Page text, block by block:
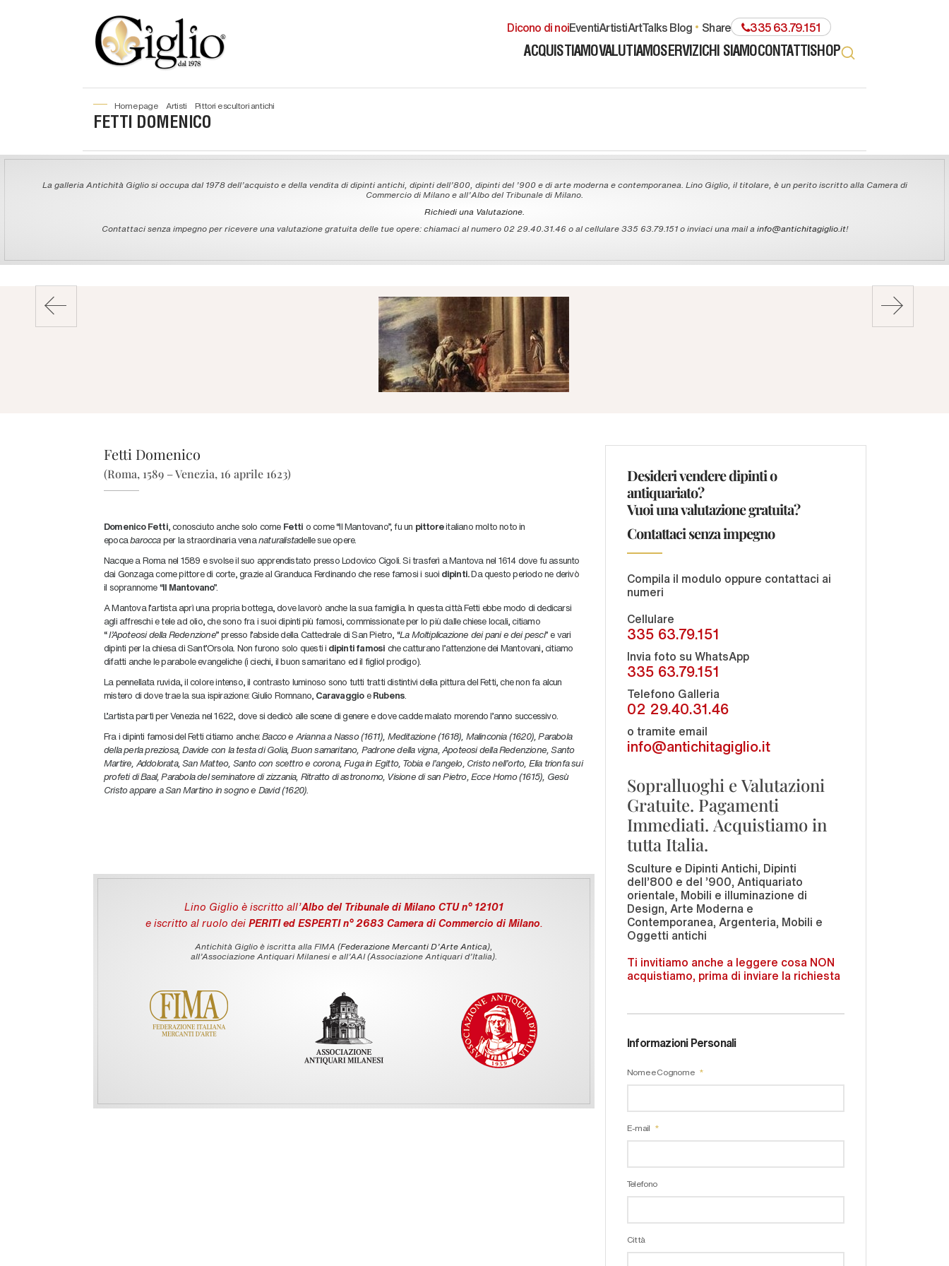
Dicono di noiEventiArtistiArtTalks Blog share 335 63.79.151
ACQUISTIAMOVALUTIAMOSERVIZICHI SIAMOCONTATTISHOP
home page artisti pittori e scultori antichi
FETTI DOMENICO
La galleria Antichità Giglio si occupa dal 1978 dell'acquisto e della vendita di dipinti antichi, dipinti dell'800, dipinti del '900 e di arte moderna e contemporanea. Lino Giglio, il titolare, è un perito iscritto alla Camera di
Commercio di Milano e all'Albo del Tribunale di Milano.
Richiedi una Valutazione.
Contattaci senza impegno per ricevere una valutazione gratuita delle tue opere: chiamaci al numero 02 29.40.31.46 o al cellulare 335 63.79.151 o inviaci una mail a info@antichitagiglio.it!
Fetti Domenico
(Roma, 1589 – Venezia, 16 aprile 1623)
Domenico Fetti, conosciuto anche solo come Fetti o come “Il Mantovano”, fu un pittoreitaliano molto noto in
epocabaroccaper la straordinaria venanaturalistadelle sue opere.
Nacque a Roma nel 1589 e svolse il suo apprendistato presso Lodovico Cigoli. Si trasferì a Mantova nel 1614 dove fu assunto
dai Gonzaga come pittore di corte, grazie al Granduca Ferdinando che rese famosi i suoi dipinti.Da questo periodo ne derivò
il soprannome “Il Mantovano”.
A Mantova l’artista aprì una propria bottega, dove lavorò anche la sua famiglia. In questa città Fetti ebbe modo di dedicarsi
agli affreschi e tele ad olio, che sono fra i suoi dipintipiù famosi, commissionate per lo più dalle chiese locali, citiamo
“l’Apoteosi della Redenzione” presso l’abside della Cattedrale di San Pietro, “La Moltiplicazione dei pani e dei pesci” e vari
dipinti per la chiesa di Sant’Orsola. Non furono solo questi i dipinti famosi che catturano l’attenzione dei Mantovani, citiamo
difatti anche le parabole evangeliche (i ciechi, il buon samaritano ed il figliol prodigo).
La pennellata ruvida, il colore intenso, il contrasto luminoso sono tutti tratti distintivi della pittura del Fetti, che non fa alcun
mistero di dove trae la sua ispirazione: Giulio Romnano, CaravaggioeRubens
L’artista partì per Venezia nel 1622, dove si dedicò alle scene di genere e dove cadde malato morendo l’anno successivo.
Fra i dipinti famosidel Fetti citiamo anche:Bacco e Arianna a Nasso (1611), Meditazione (1618), Malinconia (1620), Parabola
della perla preziosa, Davide con la testa di Golia, Buon samaritano, Padrone della vigna, Apoteosi della Redenzione, Santo
Martire, Addolorata, San Matteo, Santo con scettro e corona, Fuga in Egitto, Tobia e l’angelo, Cristo nell’orto, Elia trionfa sui
profeti di Baal, Parabola del seminatore di zizzania, Ritratto di astronomo, Visione di san Pietro, Ecce Homo (1615), Gesù
Cristo appare a San Martino in sogno e David (1620).
Lino Giglio è iscritto all'Albo del Tribunale di Milano CTU n° 12101
e iscritto al ruolo dei PERITI ed ESPERTI n° 2683 Camera di Commercio di Milano.
Antichità Giglio è iscritta alla FIMA (Federazione Mercanti D'Arte Antica),
all’Associazione Antiquari Milanesi e all’AAI (Associazione Antiquari d’Italia).
Desideri vendere dipinti o
antiquariato?
Vuoi una valutazione gratuita?
Contattaci senza impegno
Compila il modulo oppure contattaci ai
numeri
Cellulare
335 63.79.151
Invia foto su WhatsApp
335 63.79.151
Telefono Galleria
02 29.40.31.46
o tramite email
info@antichitagiglio.it
Sopralluoghi e Valutazioni
Gratuite. Pagamenti
Immediati. Acquistiamo in
tutta Italia.
Sculture e Dipinti Antichi, Dipinti
dell'800 e del '900, Antiquariato
orientale, Mobili e illuminazione di
Design, Arte Moderna e
Contemporanea, Argenteria, Mobili e
Oggetti antichi
Ti invitiamo anche a leggere cosa NON
acquistiamo, prima di inviare la richiesta
Informazioni Personali
Nome e Cognome
E-mail
Telefono
Città